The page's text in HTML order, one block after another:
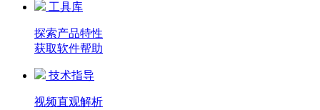
工具库
探索产品特性
获取软件帮助
技术指导
视频直观解析